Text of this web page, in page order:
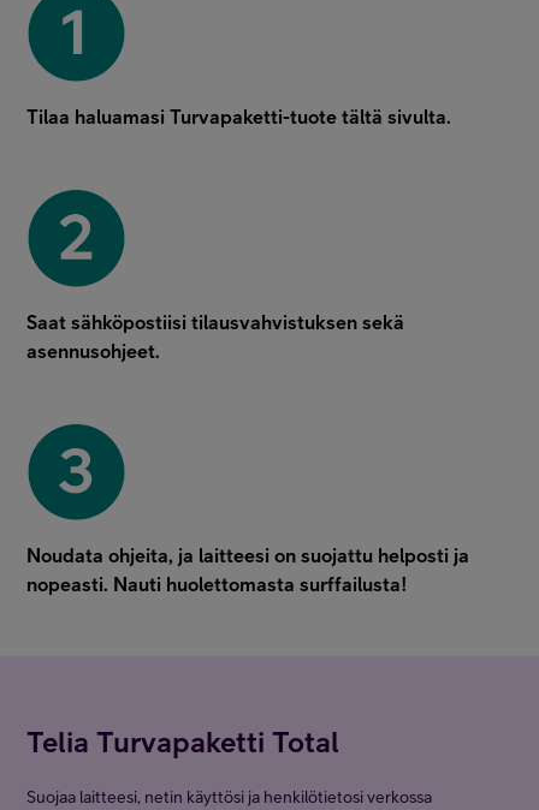
Tilaa haluamasi Turvapaketti-tuote tältä sivulta.
Saat sähköpostiisi tilausvahvistuksen sekä
asennusohjeet.
Noudata ohjeita, ja laitteesi on suojattu helposti ja
nopeasti. Nauti huolettomasta surffailusta!
Telia Turvapaketti Total
Suojaa laitteesi, netin käyttösi ja henkilötietosi verkossa